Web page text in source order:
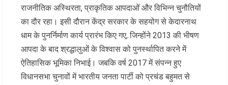
राजनीतिक अस्थिरता, प्राकृतिक आपदाओं और विभिन्न चुनौतियों
का दौर रहा। इसी दौरान केंद्र सरकार के सहयोग से केदारनाथ
धाम के पुनर्निर्माण कार्य प्रारंभ किए गए, जिन्होंने 2013 की भीषण
आपदा के बाद श्रद्धालुओं के विश्वास को पुनर्स्थापित करने में
ऐतिहासिक भूमिका निभाई। जबकि वर्ष 2017 में संपन्न हुए
विधानसभा चुनावों में भारतीय जनता पार्टी को प्रचंड बहुमत से